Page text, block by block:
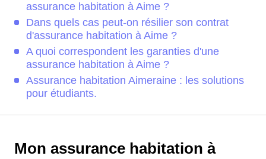
assurance habitation à Aime ?
Dans quels cas peut-on résilier son contrat
d'assurance habitation à Aime ?
A quoi correspondent les garanties d'une
assurance habitation à Aime ?
Assurance habitation Aimeraine : les solutions
pour étudiants.
Mon assurance habitation à